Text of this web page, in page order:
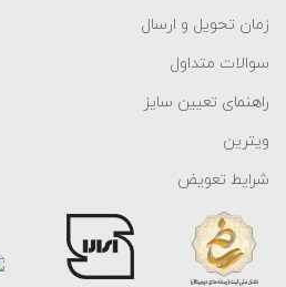
زمان تحویل و ارسال
سوالات متداول
راهنمای تعیین سایز
ویترین
شرایط تعویض